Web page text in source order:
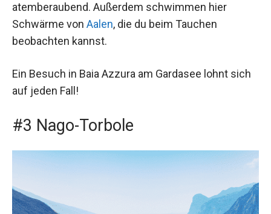
atemberaubend. Außerdem schwimmen hier
Schwärme von Aalen, die du beim Tauchen
beobachten kannst.
Ein Besuch in Baia Azzura am Gardasee lohnt sich
auf jeden Fall!
#3 Nago-Torbole